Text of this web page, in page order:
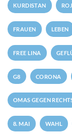
KURDISTAN
FRAUEN LEBEN
FREE LINA
G8 CORONA
OMAS GEGEN
8. MAI WAHL